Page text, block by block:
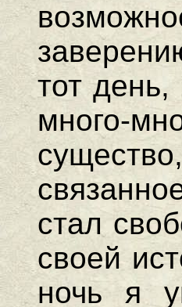
тот
много-
стал
своей
ночь я